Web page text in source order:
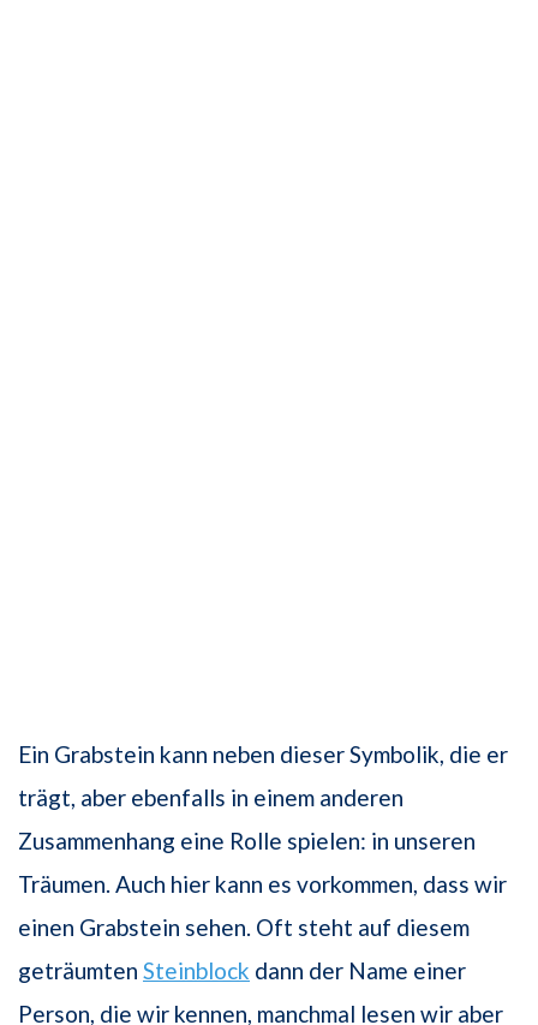
Ein Grabstein kann neben dieser Symbolik, die er
trägt, aber ebenfalls in einem anderen
Zusammenhang eine Rolle spielen: in unseren
Träumen. Auch hier kann es vorkommen, dass wir
einen Grabstein sehen. Oft steht auf diesem
geträumten Steinblock dann der Name einer
Person, die wir kennen, manchmal lesen wir aber